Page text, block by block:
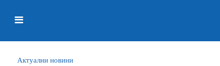
Актуални новини